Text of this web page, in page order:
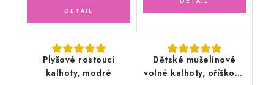
Plyšové rostoucí
kalhoty, modré
Dětské mušelínové
volné kalhoty, oříškové